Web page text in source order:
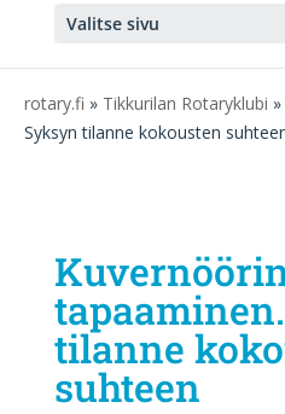
Valitse sivu
rotary.fi » Tikkurilan Rotaryklubi
Syksyn tilanne kokousten
tilanne
suhteen